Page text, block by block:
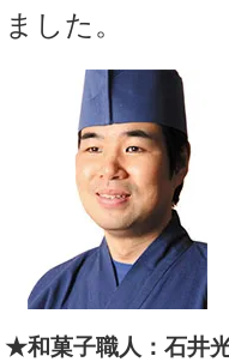
ました。
★和菓子職人：石井